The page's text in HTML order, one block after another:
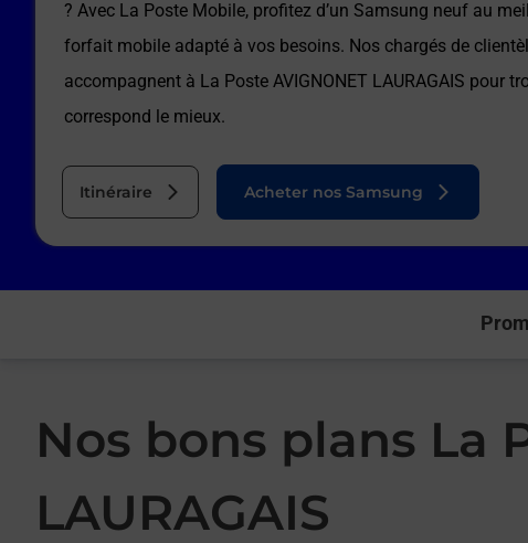
? Avec La Poste Mobile, profitez d’un Samsung neuf au
forfait mobile adapté à vos besoins. Nos chargés de
accompagnent à La Poste AVIGNONET LAURAGAIS pour
correspond le mieux.
Itinéraire Acheter nos Samsung
Nos bons plans La
LAURAGAIS